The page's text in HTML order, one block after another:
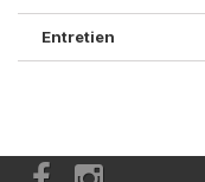
Entretien